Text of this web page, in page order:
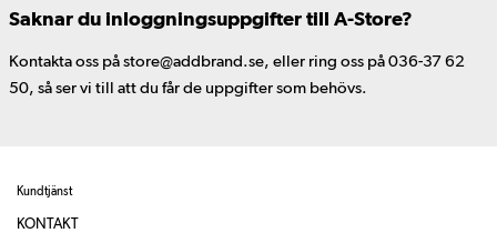
Saknar du inloggningsuppgifter till A-Store?
Kontakta oss på store@addbrand.se, eller ring oss på 036-37 62
50, så ser vi till att du får de uppgifter som behövs.
Kundtjänst
KONTAKT